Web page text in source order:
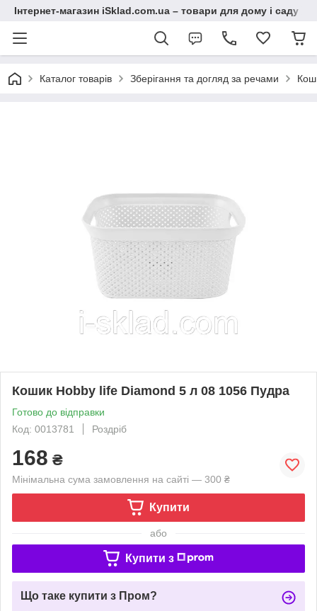
Інтернет-магазин iSklad.com.ua – товари для дому і саду
Каталог товарів Зберігання та догляд за речами
Кошик Hobby life Diamond 5 л 08 1056 Пудра
Готово до відправки
Код: 0013781
Роздріб
168 ₴
Мінімальна сума замовлення на сайті — 300 ₴
Купити
або
Купити з
Що таке купити з Пром?